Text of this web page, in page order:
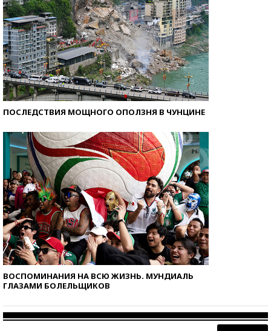
ПОСЛЕДСТВИЯ МОЩНОГО ОПОЛЗНЯ В ЧУНЦИНЕ
ВОСПОМИНАНИЯ НА ВСЮ ЖИЗНЬ. МУНДИАЛЬ
ГЛАЗАМИ БОЛЕЛЬЩИКОВ